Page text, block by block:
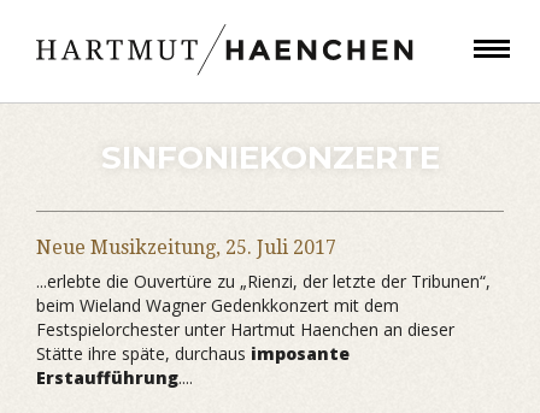
SINFONIEKONZERTE
Neue Musikzeitung, 25. Juli 2017
...erlebte die Ouvertüre zu „Rienzi, der letzte der Tribunen“,
beim Wieland Wagner Gedenkkonzert mit dem
Festspielorchester unter Hartmut Haenchen an dieser
Stätte ihre späte, durchaus imposante
Erstaufführung....